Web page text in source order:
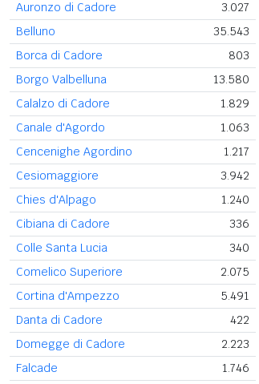
Auronzo di Cadore
3.027
Belluno
35.543
Borca di Cadore
803
Borgo Valbelluna
13.580
Calalzo di Cadore
1.829
Canale d'Agordo
1.063
Cencenighe Agordino
1.217
Cesiomaggiore
3.942
Chies d'Alpago
1.240
Cibiana di Cadore
336
Colle Santa Lucia
340
Comelico Superiore
2.075
Cortina d'Ampezzo
5.491
Danta di Cadore
422
Domegge di Cadore
2.223
Falcade
1.746